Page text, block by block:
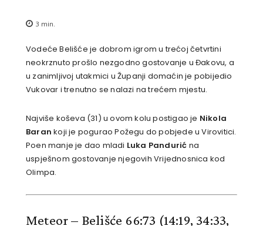
3 min.
Vodeće Belišće je dobrom igrom u trećoj četvrtini
neokrznuto prošlo nezgodno gostovanje u Đakovu, a
u zanimljivoj utakmici u Županji domaćin je pobijedio
Vukovar i trenutno se nalazi na trećem mjestu.
Najviše koševa (31) u ovom kolu postigao je Nikola
Baran koji je pogurao Požegu do pobjede u Virovitici.
Poen manje je dao mladi Luka Pandurić na
uspješnom gostovanje njegovih Vrijednosnica kod
Olimpa.
Meteor – Belišće 66:73 (14:19, 34:33,